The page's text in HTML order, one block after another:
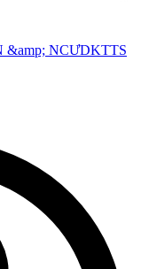
&amp; NCƯDKTTS